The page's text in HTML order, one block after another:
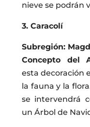
nieve se podrán
3. Caracolí
Subregión:
Concepto del
esta decoración
la fauna y la
se intervendrá
un Árbol de